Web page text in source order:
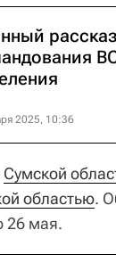
2025, 10:36
Сумской
областью.
26 мая.